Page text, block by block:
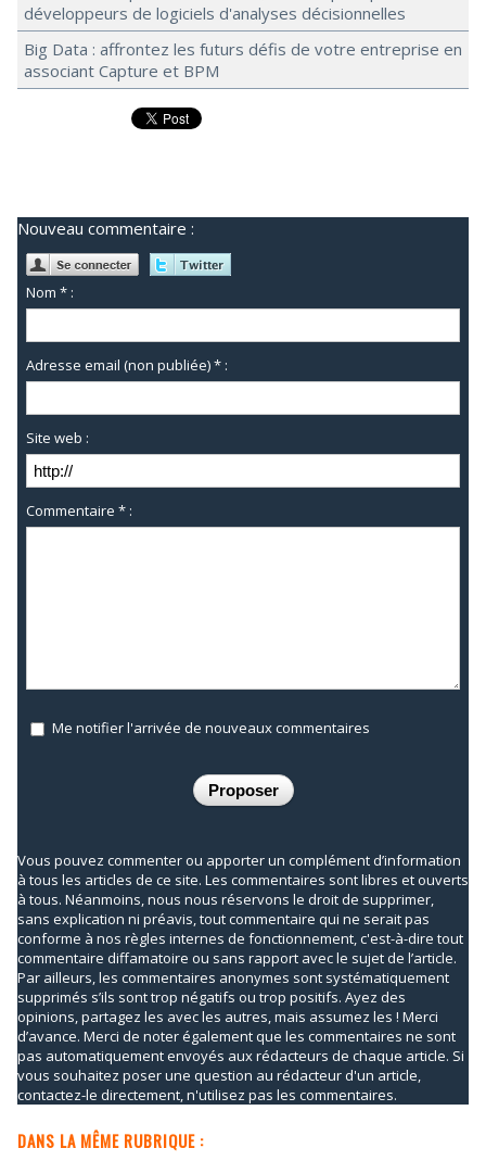
développeurs de logiciels d'analyses décisionnelles
Big Data : affrontez les futurs défis de votre entreprise en
associant Capture et BPM
Nouveau commentaire :
Nom * :
Adresse email (non publiée) * :
Site web :
Commentaire * :
Me notifier l'arrivée de nouveaux commentaires
Vous pouvez commenter ou apporter un complément d’information
à tous les articles de ce site. Les commentaires sont libres et ouverts
à tous. Néanmoins, nous nous réservons le droit de supprimer,
sans explication ni préavis, tout commentaire qui ne serait pas
conforme à nos règles internes de fonctionnement, c'est-à-dire tout
commentaire diffamatoire ou sans rapport avec le sujet de l’article.
Par ailleurs, les commentaires anonymes sont systématiquement
supprimés s’ils sont trop négatifs ou trop positifs. Ayez des
opinions, partagez les avec les autres, mais assumez les ! Merci
d’avance. Merci de noter également que les commentaires ne sont
pas automatiquement envoyés aux rédacteurs de chaque article. Si
vous souhaitez poser une question au rédacteur d'un article,
contactez-le directement, n'utilisez pas les commentaires.
DANS LA MÊME RUBRIQUE :